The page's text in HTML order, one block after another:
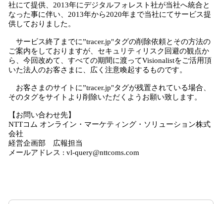
中
で
す
社にて提供、2013年にデジタルフォレスト社が当社へ統合と
なった事に伴い、2013年から2020年まで当社にてサービス提
供しておりました。
サービス終了までに”tracer.jp"タグの削除依頼とその方法の
ご案内をしておりますが、セキュリティリスク回避の観点か
ら、今回改めて、すべての期間に渡ってVisionalistをご活用頂
いた法人のお客さまに、広く注意喚起するものです。
お客さまのサイトに”tracer.jp"タグが残置されている場合、
そのタグをサイトより削除いただくようお願い致します。
【お問い合わせ先】
NTTコム オンライン・マーケティング・ソリューション株式
会社
経営企画部 広報担当
メールアドレス : vl-query@nttcoms.com